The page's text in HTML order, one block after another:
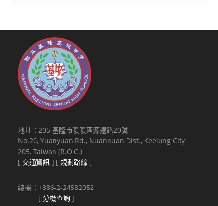
地址：205 基隆市暖暖區源遠路20號
No.20, Yuanyuan Rd., Nuannuan Dist., Keelung City
205, Taiwan (R.O.C.)
[ 交通資訊 ] [規劃路線 ]
總機：+886-2-24582052
[分機查詢 ]